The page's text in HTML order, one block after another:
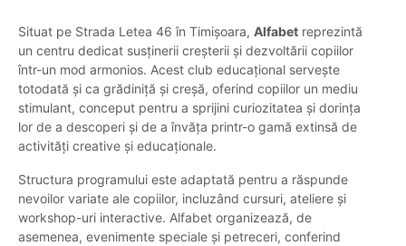
Situat pe Strada Letea 46 în Timișoara, Alfabet reprezintă
un centru dedicat susținerii creșterii și dezvoltării copiilor
într-un mod armonios. Acest club educațional servește
totodată și ca grădiniță și creșă, oferind copiilor un mediu
stimulant, conceput pentru a sprijini curiozitatea și dorința
lor de a descoperi și de a învăța printr-o gamă extinsă de
activități creative și educaționale.
Structura programului este adaptată pentru a răspunde
nevoilor variate ale copiilor, incluzând cursuri, ateliere și
workshop-uri interactive. Alfabet organizează, de
asemenea, evenimente speciale și petreceri, conferind